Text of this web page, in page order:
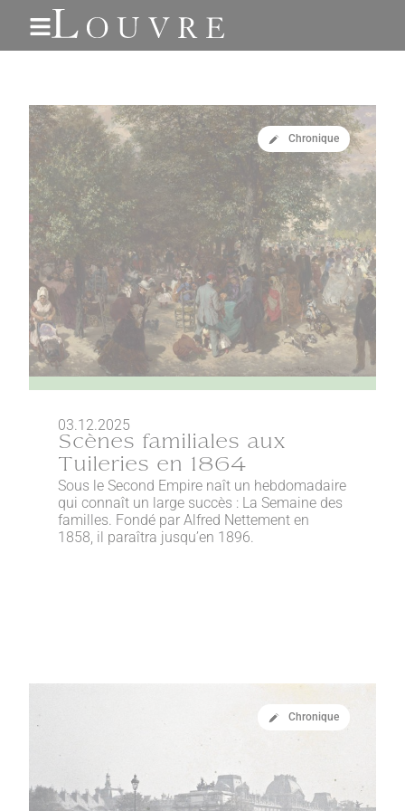
Chronique
03.12.2025
Scènes familiales aux
Tuileries en 1864
Sous le Second Empire naît un hebdomadaire
qui connaît un large succès : La Semaine des
familles. Fondé par Alfred Nettement en
1858, il paraîtra jusqu’en 1896.
Chronique
Gestion des cookies